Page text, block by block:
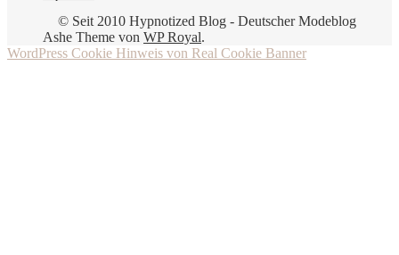
© Seit 2010 Hypnotized Blog - Deutscher Modeblog
Ashe Theme von WP Royal.
WordPress Cookie Hinweis von Real Cookie Banner